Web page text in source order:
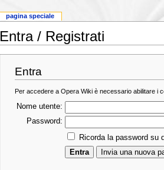
Entra / Registrati
Entra
Per accedere a Opera Wiki è necessario abilitare i
Nome utente:
Password:
Ricorda la password su
pagina speciale